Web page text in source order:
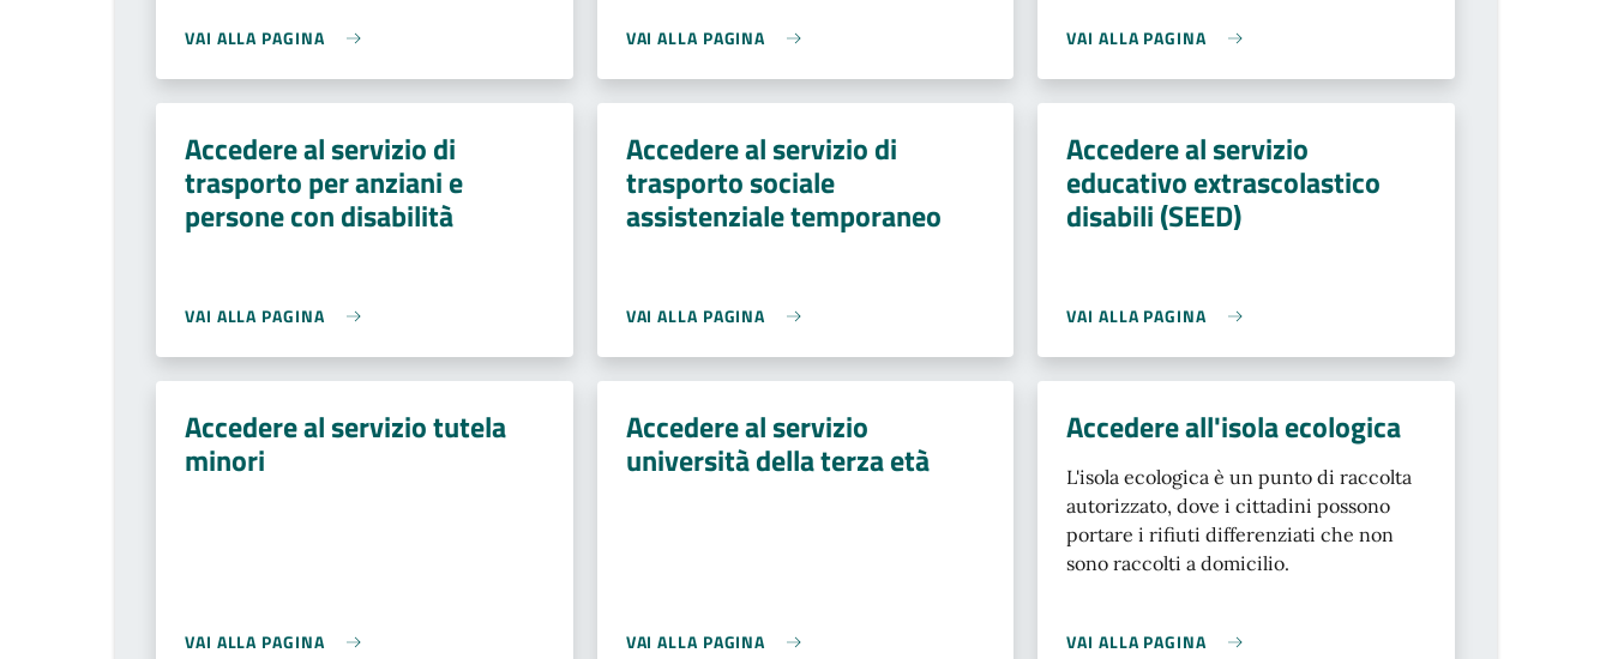
VAI ALLA PAGINA VAI ALLA PAGINA VAI ALLA PAGINA
Accedere al servizio di
trasporto per anziani e
persone con disabilità
VAI ALLA PAGINA
Accedere al servizio di
trasporto sociale
assistenziale temporaneo
VAI ALLA PAGINA
Accedere al servizio
educativo extrascolastico
disabili (SEED)
VAI ALLA PAGINA
Accedere al servizio tutela
minori
VAI ALLA PAGINA
Accedere al servizio
università della terza età
VAI ALLA PAGINA
Accedere all'isola ecologica
L'isola ecologica è un punto di raccolta
autorizzato, dove i cittadini possono
portare i rifiuti differenziati che non
sono raccolti a domicilio.
VAI ALLA PAGINA